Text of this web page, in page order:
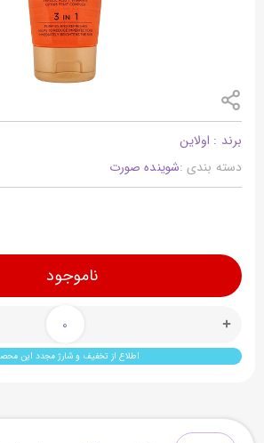
برند : اولاین
دسته بندی :شوینده صورت
0
اطلاع از تخفیف و شارژ مجدد این
ناموجود